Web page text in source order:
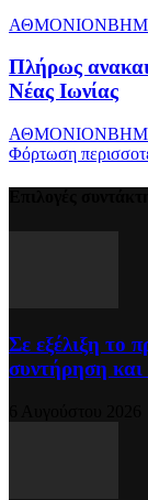
Πλήρως
Νέας Ιωνίας
Φόρτωση
Σε εξέλιξη το
συντήρηση